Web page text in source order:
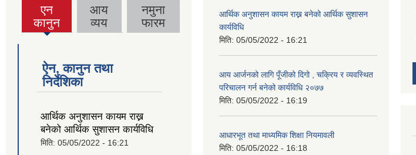
एन
कानुन
(active
tab)
आय
व्यय
नमुना
फारम
ऐन, कानुन तथा
निर्देशिका
आर्थिक अनुशासन कायम राख्न
बनेको आर्थिक सुशासन कार्यविधि
मिति: 05/05/2022 - 16:21
आर्थिक अनुशासन कायम राख्न बनेको आर्थिक सुशासन
कार्यविधि
मिति: 05/05/2022 - 16:21
आय आर्जनको लागि पूँजीको दिगो , चक्रिय र व्यवस्थित
परिचालन गर्न बनेको कार्यविधि २०७७
मिति: 05/05/2022 - 16:19
आधारभूत तथा माध्यमिक शिक्षा नियमावली
मिति: 05/05/2022 - 16:18